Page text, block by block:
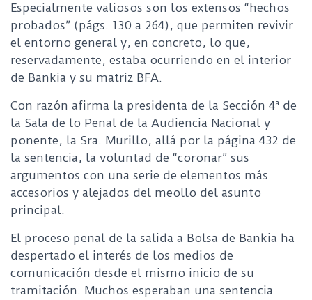
Especialmente valiosos son los extensos “hechos
probados” (págs. 130 a 264), que permiten revivir
el entorno general y, en concreto, lo que,
reservadamente, estaba ocurriendo en el interior
de Bankia y su matriz BFA.
Con razón afirma la presidenta de la Sección 4ª de
la Sala de lo Penal de la Audiencia Nacional y
ponente, la Sra. Murillo, allá por la página 432 de
la sentencia, la voluntad de “coronar” sus
argumentos con una serie de elementos más
accesorios y alejados del meollo del asunto
principal.
El proceso penal de la salida a Bolsa de Bankia ha
despertado el interés de los medios de
comunicación desde el mismo inicio de su
tramitación. Muchos esperaban una sentencia